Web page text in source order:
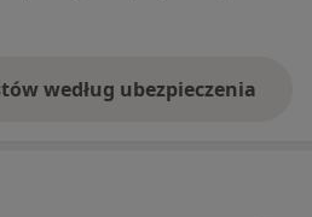
według ubezpieczenia